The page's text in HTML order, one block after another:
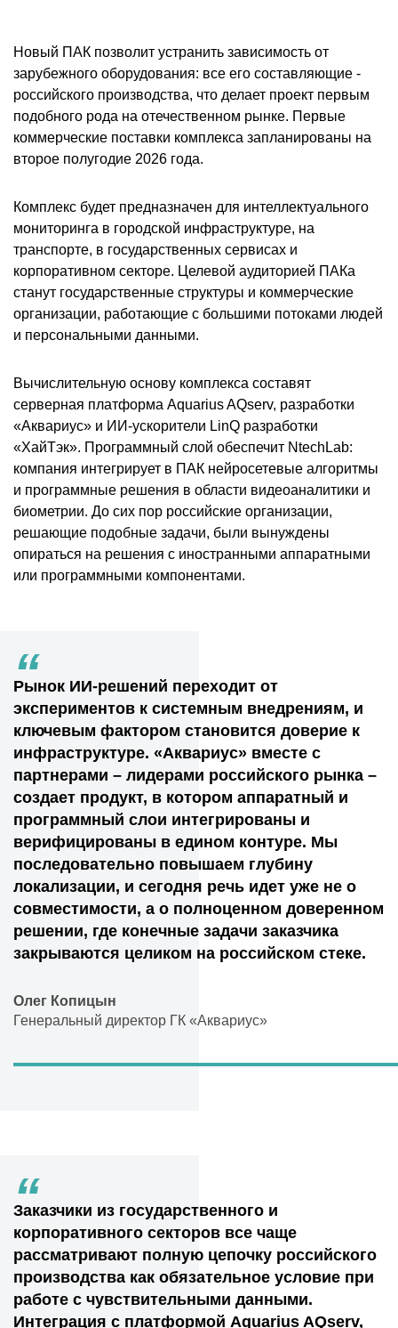
Новый ПАК позволит устранить зависимость от
зарубежного оборудования: все его составляющие -
российского производства, что делает проект первым
подобного рода на отечественном рынке. Первые
коммерческие поставки комплекса запланированы на
второе полугодие 2026 года.
Комплекс будет предназначен для интеллектуального
мониторинга в городской инфраструктуре, на
транспорте, в государственных сервисах и
корпоративном секторе. Целевой аудиторией ПАКа
станут государственные структуры и коммерческие
организации, работающие с большими потоками людей
и персональными данными.
Вычислительную основу комплекса составят
серверная платформа Aquarius AQserv, разработки
«Аквариус» и ИИ-ускорители LinQ разработки
«ХайТэк». Программный слой обеспечит NtechLab:
компания интегрирует в ПАК нейросетевые алгоритмы
и программные решения в области видеоаналитики и
биометрии. До сих пор российские организации,
решающие подобные задачи, были вынуждены
опираться на решения с иностранными аппаратными
или программными компонентами.
“
Рынок ИИ-решений переходит от
экспериментов к системным внедрениям, и
ключевым фактором становится доверие к
инфраструктуре. «Аквариус» вместе с
партнерами – лидерами российского рынка –
создает продукт, в котором аппаратный и
программный слои интегрированы и
верифицированы в едином контуре. Мы
последовательно повышаем глубину
локализации, и сегодня речь идет уже не о
совместимости, а о полноценном доверенном
решении, где конечные задачи заказчика
закрываются целиком на российском стеке.
Олег Копицын
Генеральный директор ГК «Аквариус»
“
Заказчики из государственного и
корпоративного секторов все чаще
рассматривают полную цепочку российского
производства как обязательное условие при
работе с чувствительными данными.
Интеграция с платформой Aquarius AQserv,